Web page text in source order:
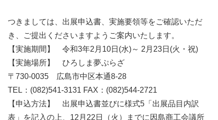
つきましては、出展申込書、実施要領等をご確認いただ
き、ご提出くださいますようご案内いたします。
【実施期間】 令和3年2月10日(水)～ 2月23日(火・祝)
【実施場所】 ひろしま夢ぷらざ
〒730-0035 広島市中区本通8-28
TEL：(082)541-3131 FAX：(082)544-2721
【申込方法】 出展申込書並びに様式5「出展品目内訳
表」を記入の上、12月22日（火）までに因島商工会議所